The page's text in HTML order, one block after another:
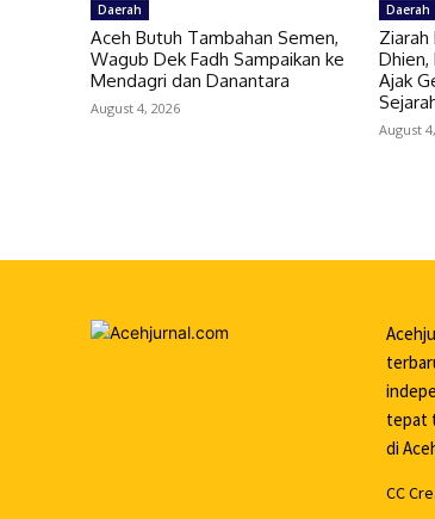
Daerah
Aceh Butuh Tambahan Semen,
Wagub Dek Fadh Sampaikan ke
Mendagri dan Danantara
August 4, 2026
Daerah
Ziarah
Ajak
August
tepat
di
CC